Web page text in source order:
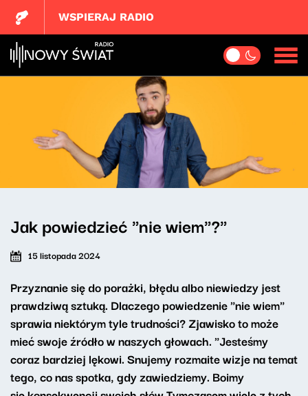
WSPIERAJ RADIO
Jak powiedzieć "nie wiem"?"
15 listopada 2024
Przyznanie się do porażki, błędu albo niewiedzy jest
prawdziwą sztuką. Dlaczego powiedzenie "nie wiem"
sprawia niektórym tyle trudności? Zjawisko to może
mieć swoje źródło w naszych głowach. "Jesteśmy
coraz bardziej lękowi. Snujemy rozmaite wizje na temat
tego, co nas spotka, gdy zawiedziemy. Boimy